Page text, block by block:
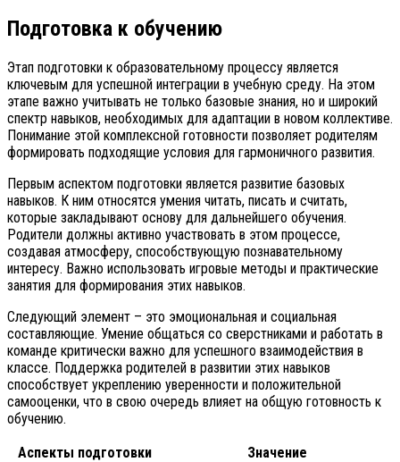
Подготовка к обучению
Этап подготовки к образовательному процессу является
ключевым для успешной интеграции в учебную среду. На этом
этапе важно учитывать не только базовые знания, но и широкий
спектр навыков, необходимых для адаптации в новом коллективе.
Понимание этой комплексной готовности позволяет родителям
формировать подходящие условия для гармоничного развития.
Первым аспектом подготовки является развитие базовых
навыков. К ним относятся умения читать, писать и считать,
которые закладывают основу для дальнейшего обучения.
Родители должны активно участвовать в этом процессе,
создавая атмосферу, способствующую познавательному
интересу. Важно использовать игровые методы и практические
занятия для формирования этих навыков.
Следующий элемент – это эмоциональная и социальная
составляющие. Умение общаться со сверстниками и работать в
команде критически важно для успешного взаимодействия в
классе. Поддержка родителей в развитии этих навыков
способствует укреплению уверенности и положительной
самооценки, что в свою очередь влияет на общую готовность к
обучению.
Аспекты подготовки
Значение